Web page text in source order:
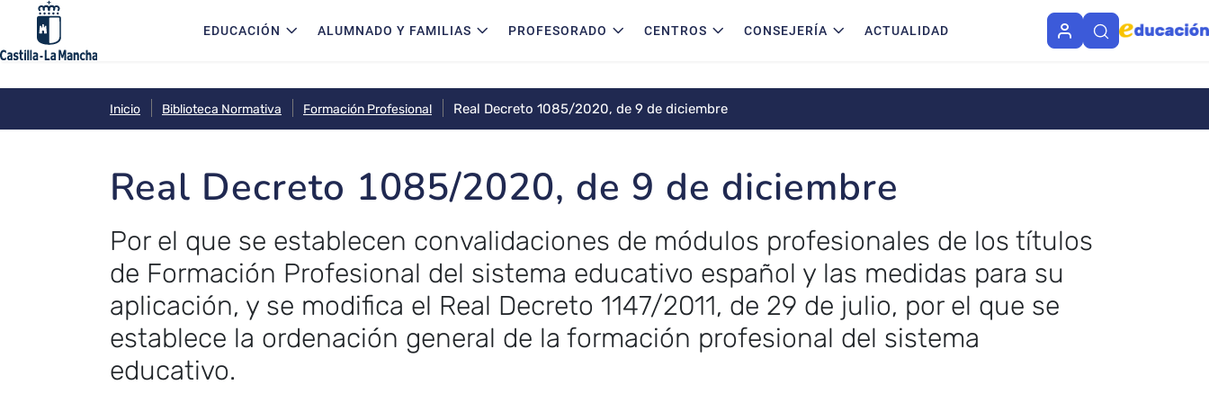
Pasar al contenido principalNavegación principal
EDUCACIÓN ALUMNADO Y FAMILIAS PROFESORADO CENTROS CONSEJERÍA ACTUALIDAD
Inicio Biblioteca Normativa Formación Profesional Real Decreto 1085/2020, de 9 de diciembre
Real Decreto 1085/2020, de 9 de diciembre
Por el que se establecen convalidaciones de módulos profesionales de los títulos
de Formación Profesional del sistema educativo español y las medidas para su
aplicación, y se modifica el Real Decreto 1147/2011, de 29 de julio, por el que se
establece la ordenación general de la formación profesional del sistema
educativo.